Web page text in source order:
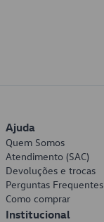
Ajuda
Quem Somos
Atendimento (SAC)
Devoluções e trocas
Perguntas Frequentes
Como comprar
Institucional